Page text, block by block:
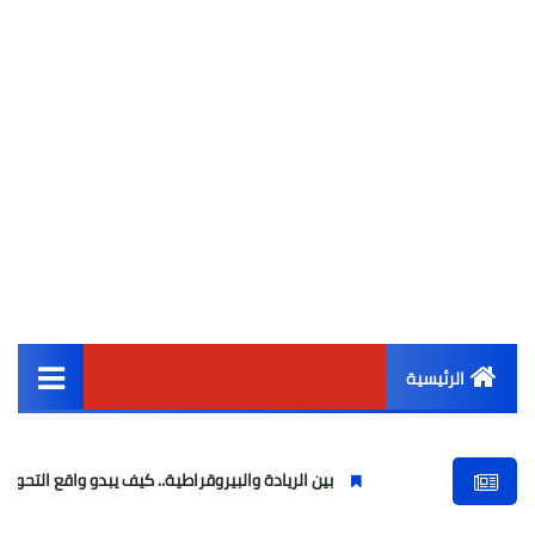
الرئيسية
أخبار مصر
بين الريادة والبيروقراطية.. كيف يبدو واقع التحول الرقمي في